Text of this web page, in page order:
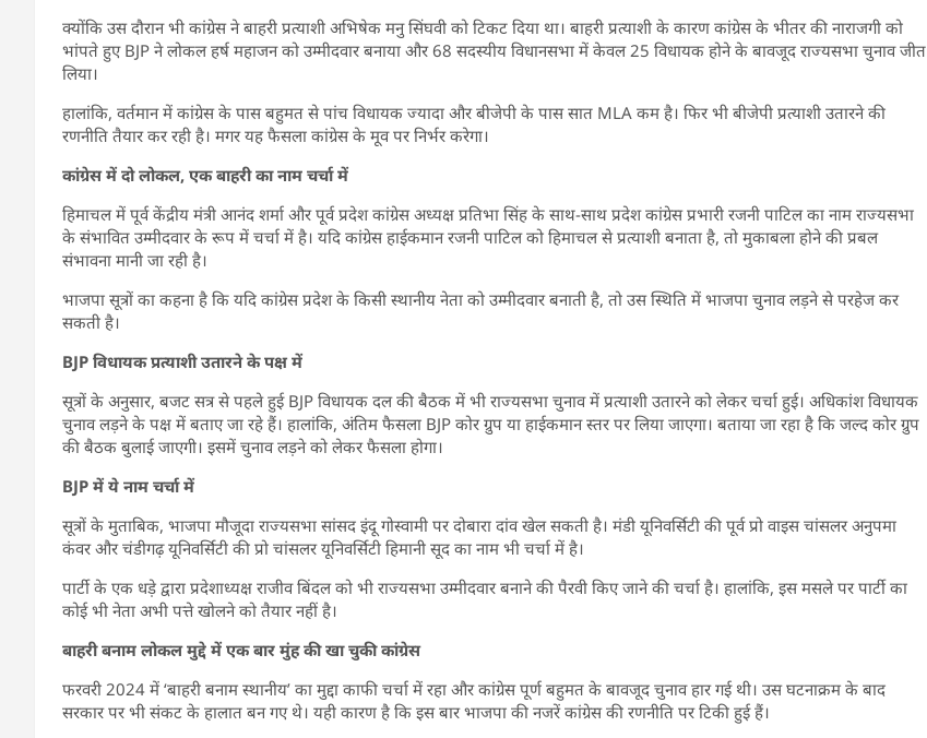
क्योंकि उस दौरान भी कांग्रेस ने बाहरी प्रत्याशी अभिषेक मनु सिंघवी को टिकट दिया था। बाहरी प्रत्याशी के कारण कांग्रेस के भीतर की नाराजगी को
भांपते हुए BJP ने लोकल हर्ष महाजन को उम्मीदवार बनाया और 68 सदस्यीय विधानसभा में केवल 25 विधायक होने के बावजूद राज्यसभा चुनाव जीत
लिया।
हालांकि, वर्तमान में कांग्रेस के पास बहुमत से पांच विधायक ज्यादा और बीजेपी के पास सात MLA कम है। फिर भी बीजेपी प्रत्याशी उतारने की
रणनीति तैयार कर रही है। मगर यह फैसला कांग्रेस के मूव पर निर्भर करेगा।
कांग्रेस में दो लोकल, एक बाहरी का नाम चर्चा में
हिमाचल में पूर्व केंद्रीय मंत्री आनंद शर्मा और पूर्व प्रदेश कांग्रेस अध्यक्ष प्रतिभा सिंह के साथ-साथ प्रदेश कांग्रेस प्रभारी रजनी पाटिल का नाम राज्यसभा
के संभावित उम्मीदवार के रूप में चर्चा में है। यदि कांग्रेस हाईकमान रजनी पाटिल को हिमाचल से प्रत्याशी बनाता है, तो मुकाबला होने की प्रबल
संभावना मानी जा रही है।
भाजपा सूत्रों का कहना है कि यदि कांग्रेस प्रदेश के किसी स्थानीय नेता को उम्मीदवार बनाती है, तो उस स्थिति में भाजपा चुनाव लड़ने से परहेज कर
सकती है।
BJP विधायक प्रत्याशी उतारने के पक्ष में
सूत्रों के अनुसार, बजट सत्र से पहले हुई BJP विधायक दल की बैठक में भी राज्यसभा चुनाव में प्रत्याशी उतारने को लेकर चर्चा हुई। अधिकांश विधायक
चुनाव लड़ने के पक्ष में बताए जा रहे हैं। हालांकि, अंतिम फैसला BJP कोर ग्रुप या हाईकमान स्तर पर लिया जाएगा। बताया जा रहा है कि जल्द कोर ग्रुप
की बैठक बुलाई जाएगी। इसमें चुनाव लड़ने को लेकर फैसला होगा।
BJP में ये नाम चर्चा में
सूत्रों के मुताबिक, भाजपा मौजूदा राज्यसभा सांसद इंदू गोस्वामी पर दोबारा दांव खेल सकती है। मंडी यूनिवर्सिटी की पूर्व प्रो वाइस चांसलर अनुपमा
कंवर और चंडीगढ़ यूनिवर्सिटी की प्रो चांसलर यूनिवर्सिटी हिमानी सूद का नाम भी चर्चा में है।
पार्टी के एक धड़े द्वारा प्रदेशाध्यक्ष राजीव बिंदल को भी राज्यसभा उम्मीदवार बनाने की पैरवी किए जाने की चर्चा है। हालांकि, इस मसले पर पार्टी का
कोई भी नेता अभी पत्ते खोलने को तैयार नहीं है।
बाहरी बनाम लोकल मुद्दे में एक बार मुंह की खा चुकी कांग्रेस
फरवरी 2024 में ‘बाहरी बनाम स्थानीय’ का मुद्दा काफी चर्चा में रहा और कांग्रेस पूर्ण बहुमत के बावजूद चुनाव हार गई थी। उस घटनाक्रम के बाद
सरकार पर भी संकट के हालात बन गए थे। यही कारण है कि इस बार भाजपा की नजरें कांग्रेस की रणनीति पर टिकी हुई हैं।